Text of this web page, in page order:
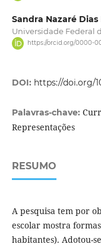
Sandra Nazaré Dias
Universidade Federal
https://orcid.org/0000-
DOI: https://doi.org/
Palavras-chave:
Representações
RESUMO
A pesquisa tem por
escolar mostra
habitantes). Adotou-